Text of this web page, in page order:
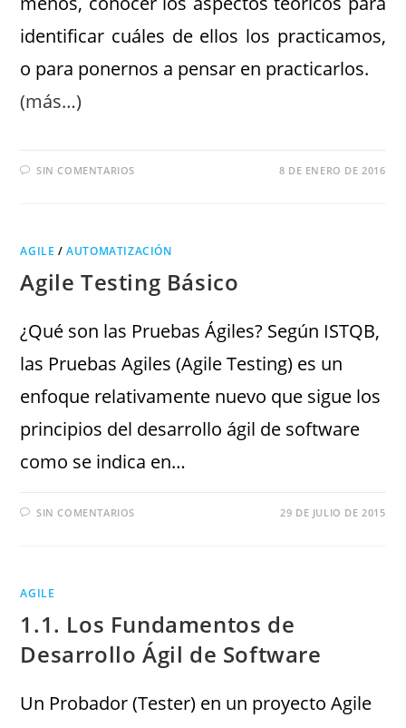
identificar cuáles de ellos los practicamos,
o para ponernos a pensar en practicarlos.
(más…)
SIN COMENTARIOS 8 DE ENERO DE 2016
AGILE /AUTOMATIZACIÓN
Agile Testing Básico
¿Qué son las Pruebas Ágiles? Según ISTQB,
las Pruebas Agiles (Agile Testing) es un
enfoque relativamente nuevo que sigue los
principios del desarrollo ágil de software
como se indica en…
SIN COMENTARIOS 29 DE JULIO DE 2015
AGILE
1.1. Los Fundamentos de
Desarrollo Ágil de Software
Un Probador (Tester) en un proyecto Agile